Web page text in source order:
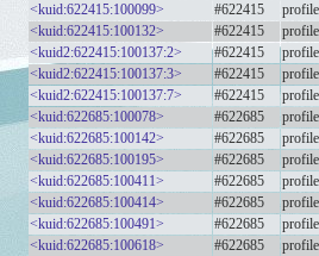
<kuid:622415:100099>
#622415 profile
<kuid:622415:100132>
#622415 profile
<kuid2:622415:100137:2>
#622415 profile
<kuid2:622415:100137:3>
#622415 profile
<kuid2:622415:100137:7>
#622415 profile
<kuid:622685:100078>
#622685 profile
<kuid:622685:100142>
#622685 profile
<kuid:622685:100195>
#622685 profile
<kuid:622685:100411>
#622685 profile
<kuid:622685:100414>
#622685 profile
<kuid:622685:100491>
#622685 profile
<kuid:622685:100618>
#622685 profile